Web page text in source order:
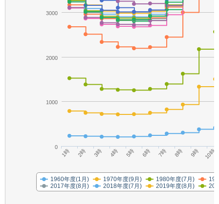
1960年度(1月) 1970年度(9月) 1980年度(7月)
2017年度(8月)
2018年度(7月) 2019年度(8月)
1時 2時 3時 4時 5時 6時 7時 8時 9時 10時
0
1000
2000
3000